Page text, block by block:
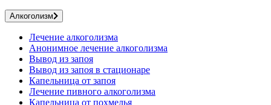
Алкоголизм
Лечение алкоголизма
Анонимное лечение алкоголизма
Вывод из запоя
Вывод из запоя в стационаре
Капельница от запоя
Лечение пивного алкоголизма
Капельница от похмелья